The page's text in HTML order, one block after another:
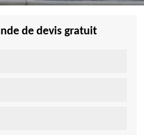
de devis gratuit